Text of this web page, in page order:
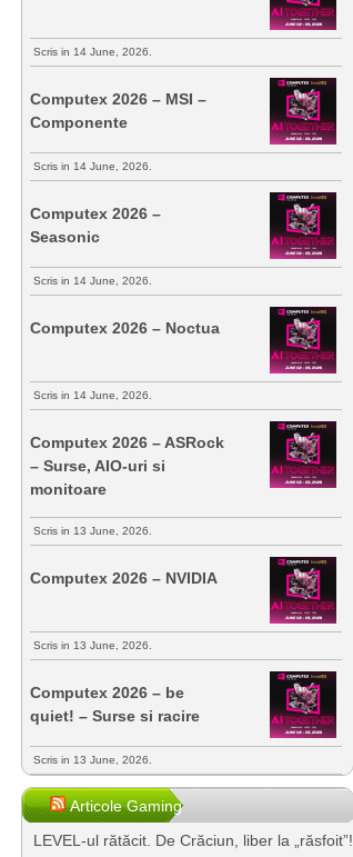
Scris in 14 June, 2026.
Computex 2026 – MSI –
Componente
Scris in 14 June, 2026.
Computex 2026 –
Seasonic
Scris in 14 June, 2026.
Computex 2026 – Noctua
Scris in 14 June, 2026.
Computex 2026 – ASRock
– Surse, AIO-uri si
monitoare
Scris in 13 June, 2026.
Computex 2026 – NVIDIA
Scris in 13 June, 2026.
Computex 2026 – be
quiet! – Surse si racire
Scris in 13 June, 2026.
Articole Gaming
LEVEL-ul rătăcit. De Crăciun, liber la „răsfoit”!